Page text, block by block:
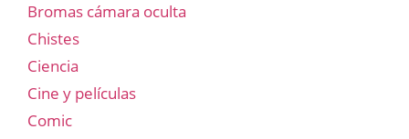
Bromas cámara oculta
Chistes
Ciencia
Cine y películas
Comic